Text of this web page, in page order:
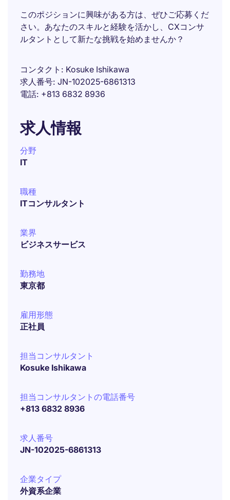
このポジションに興味がある方は、ぜひご応募くだ
さい。あなたのスキルと経験を活かし、CXコンサ
ルタントとして新たな挑戦を始めませんか？
コンタクト
Kosuke Ishikawa
求人番号 JN-102025-6861313
電話 +813 6832 8936
求人情報
分野
IT
職種
ITコンサルタント
業界
ビジネスサービス
勤務地
東京都
雇用形態
正社員
担当コンサルタント
Kosuke Ishikawa
担当コンサルタントの電話番号
+813 6832 8936
求人番号
JN-102025-6861313
企業タイプ
外資系企業